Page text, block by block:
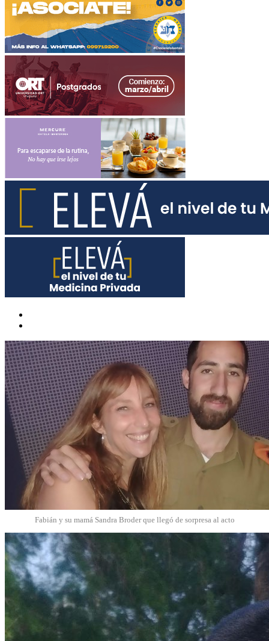
Fabián y su mamá Sandra Broder que llegó de sorpresa al acto